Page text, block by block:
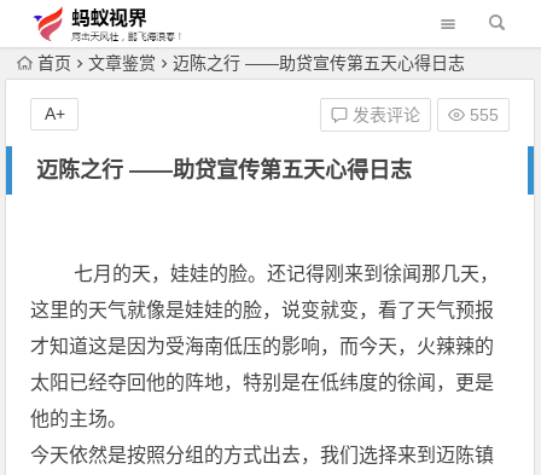
首页 文章鉴赏 迈陈之行 ――助贷宣传第五天心得日志
迈陈之行 ――助贷宣传第五天心得日志
发表评论 555
A+
七月的天，娃娃的脸。还记得刚来到徐闻那几天，
这里的天气就像是娃娃的脸，说变就变，看了天气预报
才知道这是因为受海南低压的影响，而今天，火辣辣的
太阳已经夺回他的阵地，特别是在低纬度的徐闻，更是
他的主场。
今天依然是按照分组的方式出去，我们选择来到迈陈镇